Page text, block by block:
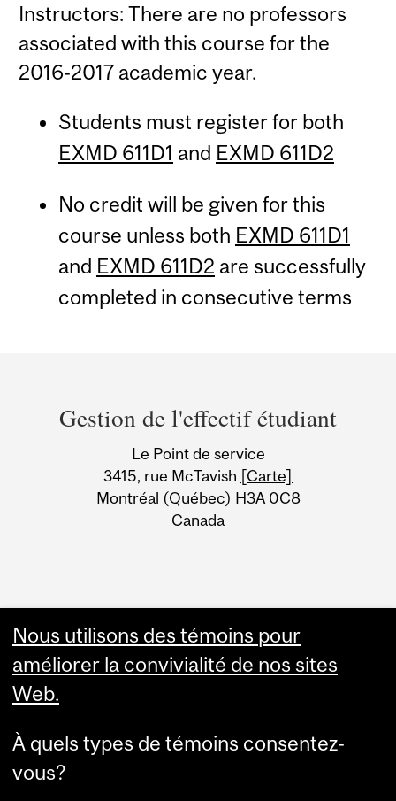
Instructors: There are no professors
associated with this course for the
2016-2017 academic year.
Students must register for both
EXMD 611D1 and EXMD 611D2
No credit will be given for this
course unless both EXMD 611D1
and EXMD 611D2 are successfully
completed in consecutive terms
and
University
Information
Gestion de l'effectif étudiant
Le Point de service
3415, rue McTavish [Carte]
Montréal (Québec) H3A 0C8
Canada
Nous utilisons des témoins pour
améliorer la convivialité de nos sites
Web.
À quels types de témoins consentez-
vous?